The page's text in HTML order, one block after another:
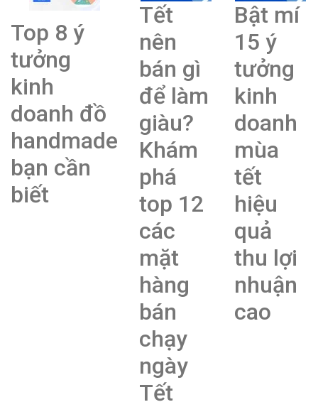
Top 8 ý
tưởng
kinh
doanh đồ
handmade
bạn cần
biết
Tết
nên
bán gì
để làm
giàu?
Khám
phá
top 12
các
mặt
hàng
bán
chạy
ngày
Tết
Bật mí
15 ý
tưởng
kinh
doanh
mùa
tết
hiệu
quả
thu lợi
nhuận
cao